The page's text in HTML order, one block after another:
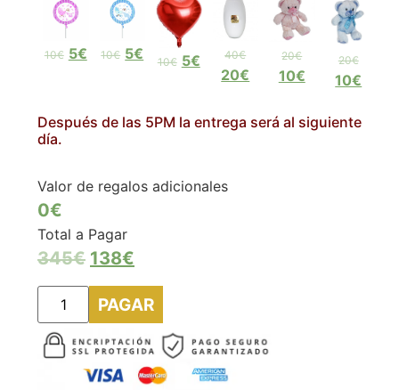
10€ 5€ 10€ 5€ 10€ 5€ 40€
20€
20€
10€
20€
10€
Después de las 5PM la entrega será al siguiente
día.
Valor de regalos adicionales
0€
Total a Pagar
345€ 138€
PAGAR